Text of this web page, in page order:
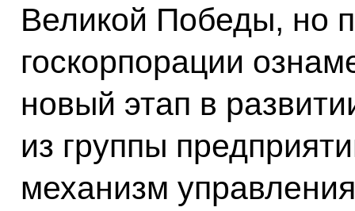
Великой Победы, но
госкорпорации
новый этап в
из группы
механизм